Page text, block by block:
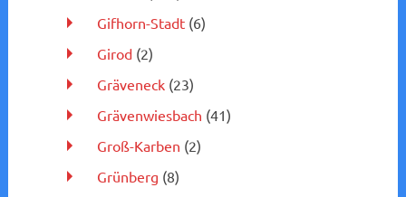
Gifhorn-Stadt(6)
Girod(2)
Gräveneck(23)
Grävenwiesbach (41)
Groß-Karben (2)
Grünberg (8)